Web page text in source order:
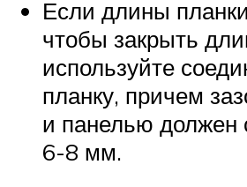
Если длины
чтобы закрыть
используйте
планку, причем
и панелью должен
6-8 мм.